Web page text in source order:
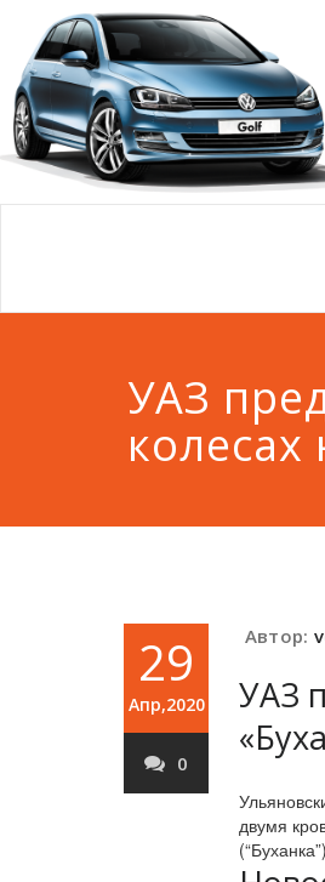
УАЗ
колесах
29
Апр,2020
0
Автор:
УАЗ
двумя